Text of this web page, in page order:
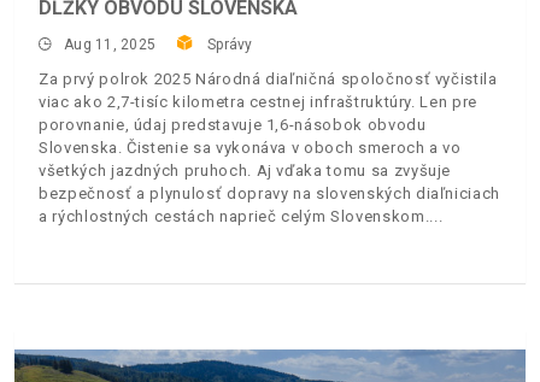
DĹŽKY OBVODU SLOVENSKA
Aug 11, 2025 Správy
Za prvý polrok 2025 Národná diaľničná spoločnosť vyčistila
viac ako 2,7-tisíc kilometra cestnej infraštruktúry. Len pre
porovnanie, údaj predstavuje 1,6-násobok obvodu
Slovenska. Čistenie sa vykonáva v oboch smeroch a vo
všetkých jazdných pruhoch. Aj vďaka tomu sa zvyšuje
bezpečnosť a plynulosť dopravy na slovenských diaľniciach
a rýchlostných cestách naprieč celým Slovenskom.